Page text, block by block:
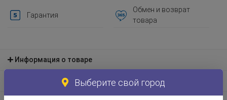
Гарантия
Обмен и возврат
товара
Информация о товаре
Материал и экологическая информация
Выберите свой город